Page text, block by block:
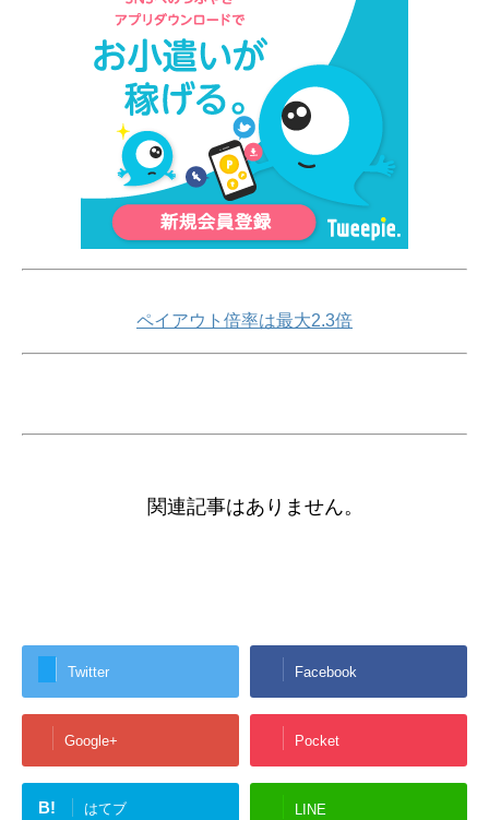
ペイアウト倍率は最大2.3倍
関連記事はありません。
Twitter Facebook
Google+ Pocket
B! はてブ LINE